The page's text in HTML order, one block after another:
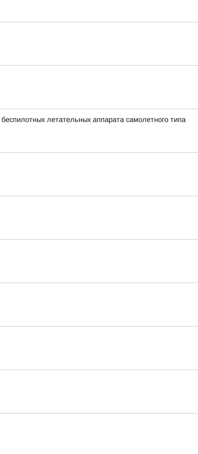
летательных аппарата самолетного типа